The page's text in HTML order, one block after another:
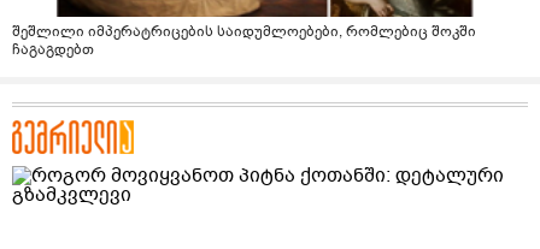
შეშლილი იმპერატრიცების საიდუმლოებები, რომლებიც შოკში
ჩაგაგდებთ